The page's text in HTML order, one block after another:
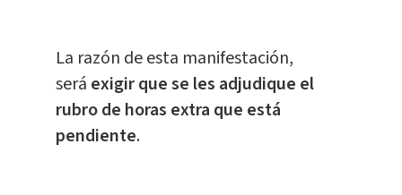
La razón de esta manifestación,
será exigir que se les adjudique el
rubro de horas extra que está
pendiente.